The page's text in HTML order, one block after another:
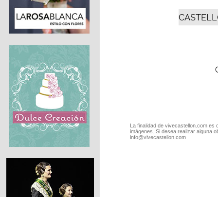
La finalidad de vivecastellon.com
imágenes. Si desea realizar alguna
info@vivecastellon.com